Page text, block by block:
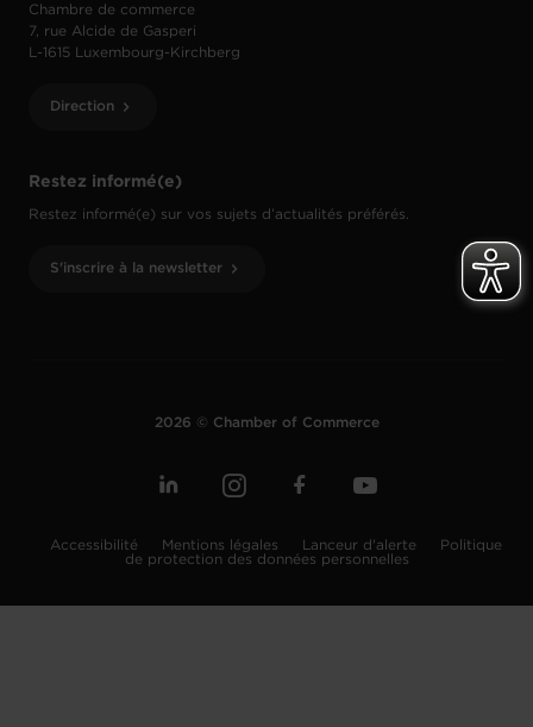
Restez informé(e)
Restez informé(e) sur vos sujets d’actualités préférés.
S'inscrire à la newsletter
Chambre de commerce
7, rue Alcide de Gasperi
L-1615 Luxembourg-Kirchberg
Direction
2026 © Chamber of Commerce
Accessibilité Mentions légales Lanceur d'alerte
Politique
de protection des données personnelles